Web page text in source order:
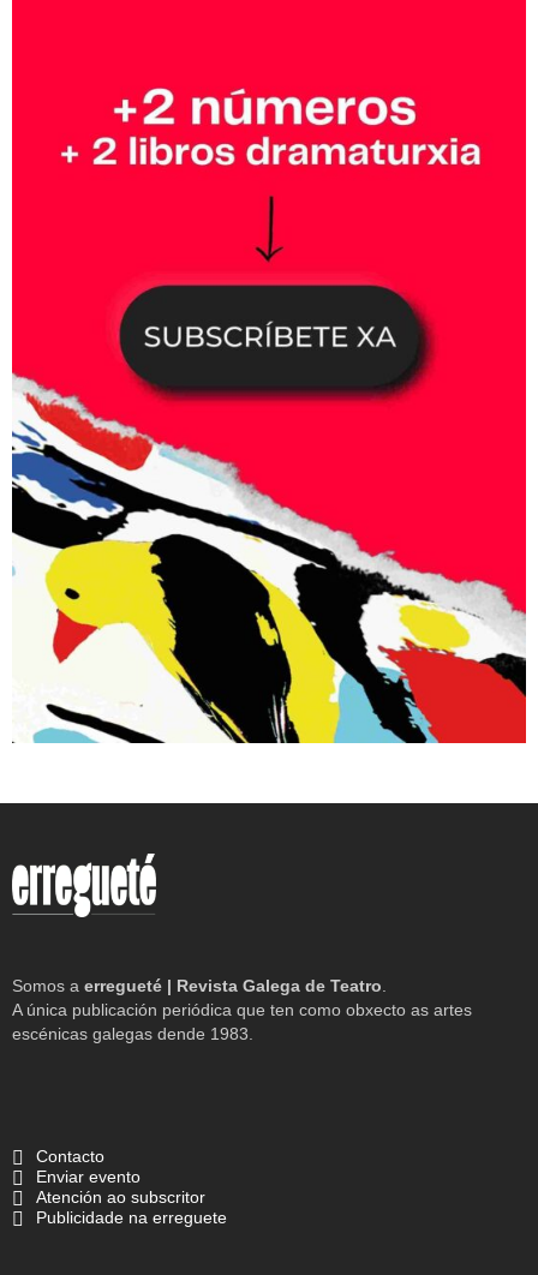
Somos a erregueté | Revista Galega de Teatro.
A única publicación periódica que ten como obxecto as artes
escénicas galegas dende 1983.
Contacto
Enviar evento
Atención ao subscritor
Publicidade na erreguete